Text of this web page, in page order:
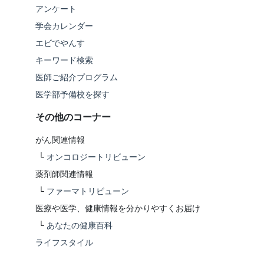
アンケート
学会カレンダー
エビでやんす
キーワード検索
医師ご紹介プログラム
医学部予備校を探す
その他のコーナー
がん関連情報
└ オンコロジートリビューン
薬剤師関連情報
└ ファーマトリビューン
医療や医学、健康情報を分かりやすくお届け
└ あなたの健康百科
ライフスタイル